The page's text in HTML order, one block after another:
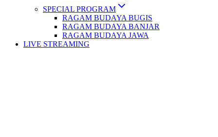
SPECIAL PROGRAM
RAGAM BUDAYA BUGIS
RAGAM BUDAYA BANJAR
RAGAM BUDAYA JAWA
LIVE STREAMING